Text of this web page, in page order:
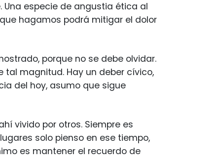
Una especie de angustia ética al
hagamos podrá mitigar el dolor
porque no se debe olvidar.
tal magnitud. Hay un deber cívico,
del hoy, asumo que sigue
vivido por otros. Siempre es
solo pienso en ese tiempo,
es mantener el recuerdo de